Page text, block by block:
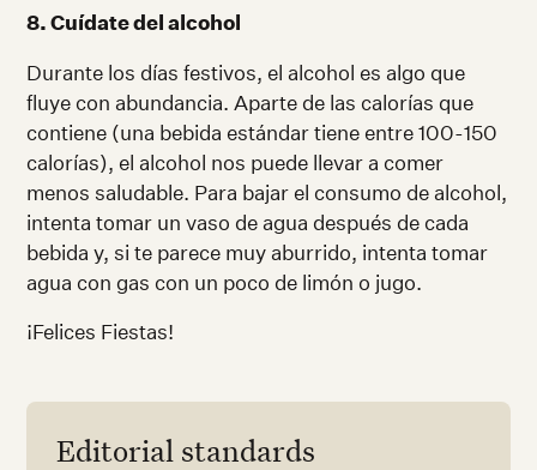
8. Cuídate del alcohol
Durante los días festivos, el alcohol es algo que
fluye con abundancia. Aparte de las calorías que
contiene (una bebida estándar tiene entre 100-150
calorías), el alcohol nos puede llevar a comer
menos saludable. Para bajar el consumo de alcohol,
intenta tomar un vaso de agua después de cada
bebida y, si te parece muy aburrido, intenta tomar
agua con gas con un poco de limón o jugo.
¡Felices Fiestas!
Editorial standards